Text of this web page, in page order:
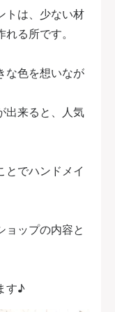
トは、少ない材
る所です。
な色を想いなが
出来ると、人気
とでハンドメイ
ョップの内容と
す♪